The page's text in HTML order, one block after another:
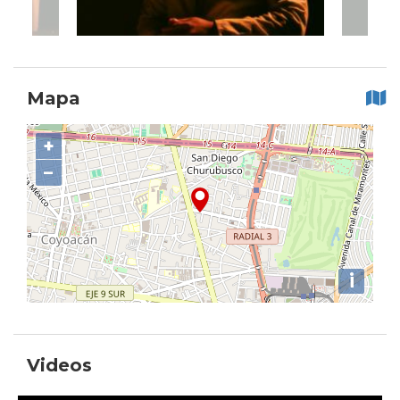
Mapa
+
−
i
Videos